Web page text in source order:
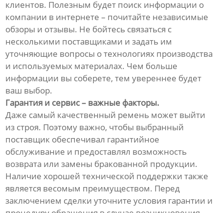
клиентов. Полезным будет поиск информации о
компании в интернете – почитайте независимые
обзоры и отзывы. Не бойтесь связаться с
несколькими поставщиками и задать им
уточняющие вопросы о технологиях производства
и используемых материалах. Чем больше
информации вы соберете, тем увереннее будет
ваш выбор.
Гарантия и сервис – важные факторы.
Даже самый качественный ремень может выйти
из строя. Поэтому важно, чтобы выбранный
поставщик обеспечивал гарантийное
обслуживание и предоставлял возможность
возврата или замены бракованной продукции.
Наличие хорошей технической поддержки также
является весомым преимуществом. Перед
заключением сделки уточните условия гарантии и